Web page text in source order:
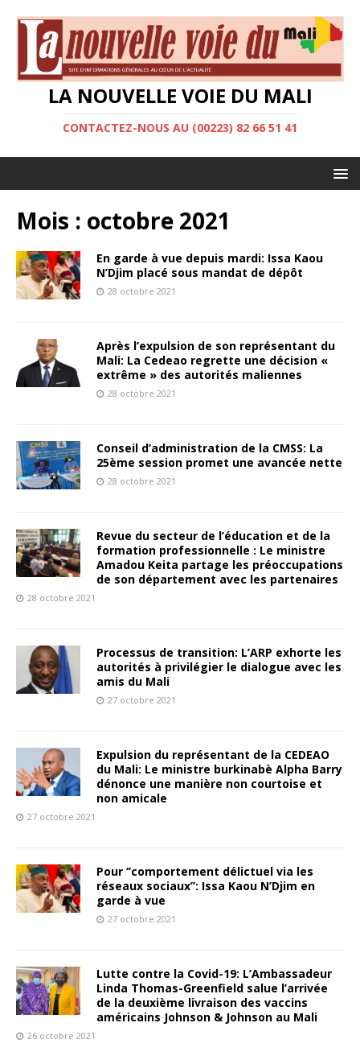
LA NOUVELLE VOIE DU MALI
CONTACTEZ-NOUS AU (00223) 82 66 51 41
Mois : octobre 2021
En garde à vue depuis mardi: Issa Kaou
N’Djim placé sous mandat de dépôt
28 octobre 2021
Après l’expulsion de son représentant du
Mali: La Cedeao regrette une décision «
extrême » des autorités maliennes
28 octobre 2021
Conseil d’administration de la CMSS: La
25ème session promet une avancée nette
28 octobre 2021
Revue du secteur de l’éducation et de la
formation professionnelle : Le ministre
Amadou Keita partage les préoccupations
de son département avec les partenaires
28 octobre 2021
Processus de transition: L’ARP exhorte les
autorités à privilégier le dialogue avec les
amis du Mali
27 octobre 2021
Expulsion du représentant de la CEDEAO
du Mali: Le ministre burkinabè Alpha Barry
dénonce une manière non courtoise et
non amicale
27 octobre 2021
Pour ‘’comportement délictuel via les
réseaux sociaux’’: Issa Kaou N’Djim en
garde à vue
27 octobre 2021
Lutte contre la Covid-19: L’Ambassadeur
Linda Thomas-Greenfield salue l’arrivée
de la deuxième livraison des vaccins
américains Johnson & Johnson au Mali
26 octobre 2021